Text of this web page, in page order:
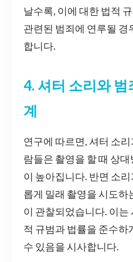
날수록, 이에 대한 법적
관련된 범죄에 연루될 경
합니다.
4. 셔터 소리와
계
연구에 따르면, 셔터 소
람들은 촬영을 할 때 상
이 높아집니다. 반면 소
롭게 밀래 촬영을 시도
이 관찰되었습니다. 이는
적 규범과 법률을 준수하
수 있음을 시사합니다.